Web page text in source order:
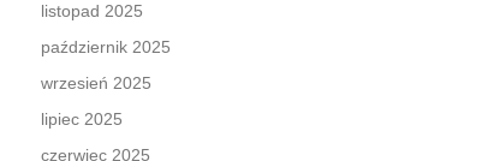
listopad 2025
październik 2025
wrzesień 2025
lipiec 2025
czerwiec 2025